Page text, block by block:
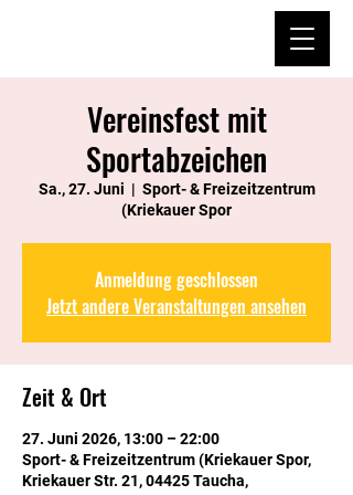
Vereinsfest mit
Sportabzeichen
Sa., 27. Juni
  |
Sport- & Freizeitzentrum
(Kriekauer Spor
Anmeldung geschlossen
Jetzt andere Veranstaltungen ansehen
Zeit & Ort
27. Juni 2026, 13:00 – 22:00
Sport- & Freizeitzentrum (Kriekauer Spor,
Kriekauer Str. 21, 04425 Taucha,